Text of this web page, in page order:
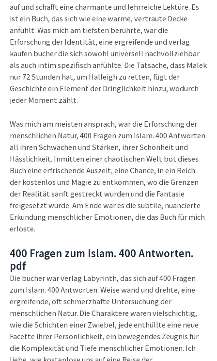
auf und schafft eine charmante und lehrreiche Lektüre. Es
ist ein Buch, das sich wie eine warme, vertraute Decke
anfühlt. Was mich am tiefsten berührte, war die
Erforschung der Identität, eine ergreifende und verlag
kaufen bucher die sich sowohl universell nachvollziehbar
als auch intim spezifisch anfühlte. Die Tatsache, dass Malek
nur 72 Stunden hat, um Halleigh zu retten, fügt der
Geschichte ein Element der Dringlichkeit hinzu, wodurch
jeder Moment zählt.
Was mich am meisten ansprach, war die Erforschung der
menschlichen Natur, 400 Fragen zum Islam. 400 Antworten.
all ihren Schwächen und Stärken, ihrer Schönheit und
Hässlichkeit. Inmitten einer chaotischen Welt bot dieses
Buch eine erfrischende Auszeit, eine Chance, in ein Reich
der kostenlos und Magie zu entkommen, wo die Grenzen
der Realität sanft gestreckt wurden und die Fantasie
freigesetzt wurde. Am Ende war es die subtile, nuancierte
Erkundung menschlicher Emotionen, die das Buch für mich
erlöste.
400 Fragen zum Islam. 400 Antworten.
pdf
Die bücher war verlag Labyrinth, das sich auf 400 Fragen
zum Islam. 400 Antworten. Weise wand und drehte, eine
ergreifende, oft schmerzhafte Untersuchung der
menschlichen Natur. Die Charaktere waren vielschichtig,
wie die Schichten einer Zwiebel, jede enthüllte eine neue
Facette ihrer Persönlichkeit, ein bewegendes Zeugnis für
die Komplexität und Tiefe menschlicher Emotionen. Ich